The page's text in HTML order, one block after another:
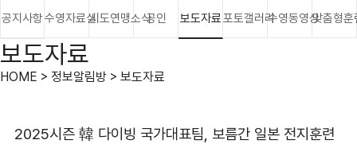
공지사항수영자료실시도연맹소식공인 보도자료포토갤러리수영동영상맞춤형훈
보도자료
HOME > 정보알림방 > 보도자료
2025시즌 韓 다이빙 국가대표팀, 보름간 일본 전지훈련